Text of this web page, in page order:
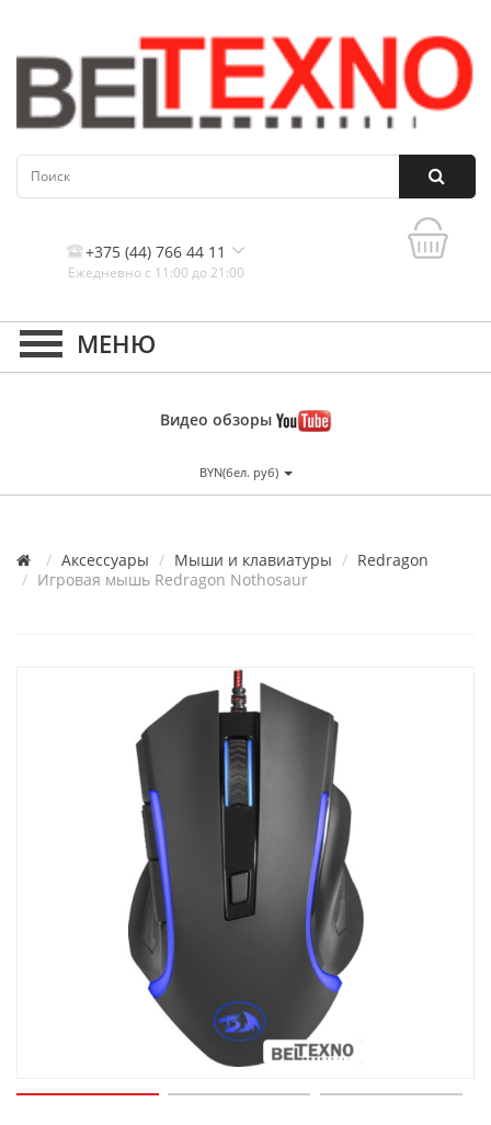
+375 (44) 766 44 11
Ежедневно с 11:00 до 21:00
Контакты, и схема проезда
Видео обзоры
BYN(бел. руб)
Аксессуары Мыши и клавиатуры
Redragon
Игровая мышь Redragon Nothosaur